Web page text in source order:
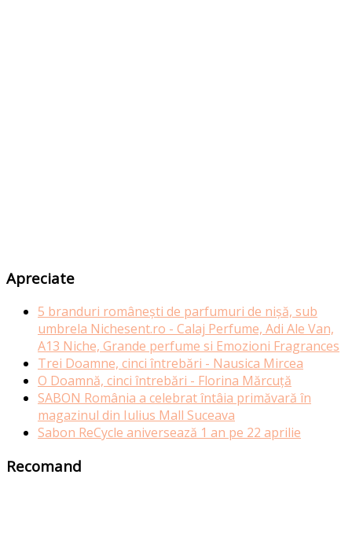
Apreciate
5 branduri românești de parfumuri de nișă, sub
umbrela Nichesent.ro - Calaj Perfume, Adi Ale Van,
A13 Niche, Grande perfume si Emozioni Fragrances
Trei Doamne, cinci întrebări - Nausica Mircea
O Doamnă, cinci întrebări - Florina Mărcuță
SABON România a celebrat întâia primăvară în
magazinul din Iulius Mall Suceava
Sabon ReCycle aniversează 1 an pe 22 aprilie
Recomand